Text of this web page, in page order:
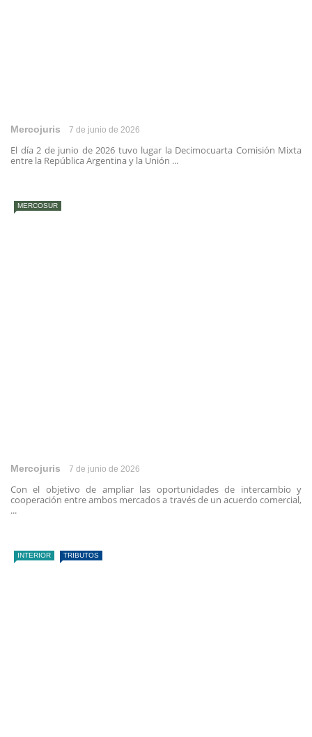
Mercojuris 7 de junio de 2026
El día 2 de junio de 2026 tuvo lugar la Decimocuarta Comisión Mixta
entre la República Argentina y la Unión ...
MERCOSUR
Mercojuris 7 de junio de 2026
Con el objetivo de ampliar las oportunidades de intercambio y
cooperación entre ambos mercados a través de un acuerdo comercial,
...
INTERIOR TRIBUTOS